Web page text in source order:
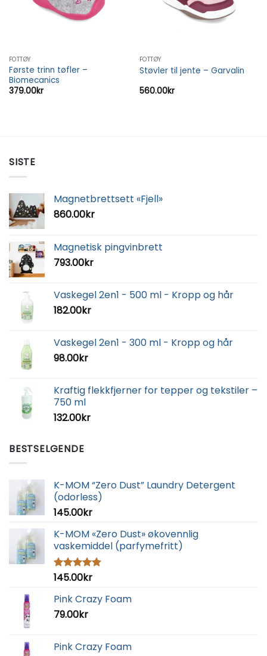
FOTTØY
Første trinn tøfler –
Biomecanics
379.00kr
FOTTØY
Støvler til jente – Garvalin
560.00kr
SISTE
Magnetbrettsett «Fjell»
860.00kr
Magnetisk pingvinbrett
793.00kr
Vaskegel 2en1 - 500 ml - Kropp og hår
182.00kr
Vaskegel 2en1 - 300 ml - Kropp og hår
98.00kr
Kraftig flekkfjerner for tepper og tekstiler –
750 ml
132.00kr
BESTSELGENDE
K-MOM “Zero Dust” Laundry Detergent
(odorless)
145.00kr
K-MOM «Zero Dust» økovennlig
vaskemiddel (parfymefritt)
Vurdert
145.00kr
Pink Crazy Foam
79.00kr
Pink Crazy Foam